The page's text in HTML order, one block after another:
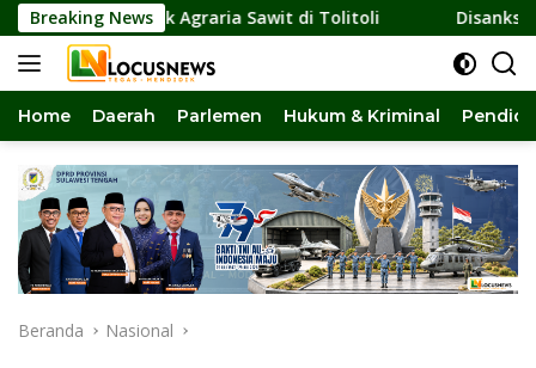
Langsung
ke
konten
Breaking News
Konflik Agraria Sawit di Tolitoli Disanksi Dinas
Home Daerah Parlemen Hukum & Kriminal
Beranda Nasional